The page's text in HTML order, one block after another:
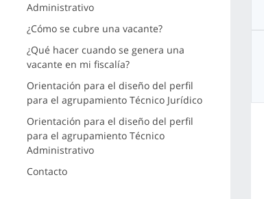
Administrativo
¿Cómo se cubre una vacante?
¿Qué hacer cuando se genera una
vacante en mi fiscalía?
Orientación para el diseño del perfil
para el agrupamiento Técnico Jurídico
Orientación para el diseño del perfil
para el agrupamiento Técnico
Administrativo
Contacto